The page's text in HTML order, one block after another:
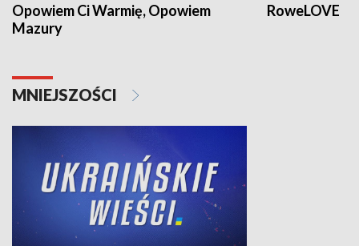
Opowiem Ci Warmię, Opowiem
Mazury
RoweLOVE
MNIEJSZOŚCI